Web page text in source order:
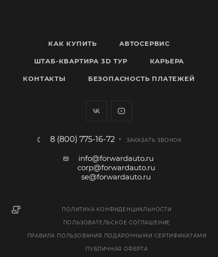
КАК КУПИТЬ АВТОСЕРВИС
ШТАБ-КВАРТИРА 3D ТУР КАРЬЕРА
КОНТАКТЫ БЕЗОПАСНОСТЬ ПЛАТЕЖЕЙ
8 (800) 775-16-72 ЗАКАЗАТЬ ЗВОНОК
info@forwardauto.ru
corp@forwardauto.ru
se@forwardauto.ru
ПОЛИТИКА КОНФИДЕНЦИАЛЬНОСТИ
ПОЛЬЗОВАТЕЛЬСКОЕ СОГЛАШЕНИЕ
ПРАВИЛА ПОЛЬЗОВАНИЯ ПОДАРОЧНЫМИ СЕРТИФИКАТАМИ
ПУБЛИЧНАЯ ОФЕРТА